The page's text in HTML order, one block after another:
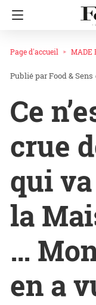
Page d'accueil MADE
Food & Sens
Ce
crue
qui
la
…
en a